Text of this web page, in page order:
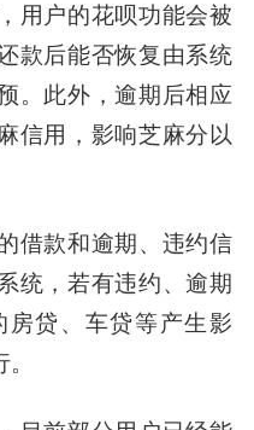
用户的花呗功能会被
款后能否恢复由系统
。此外，逾期后相应
信用，影响芝麻分以
借款和逾期、违约信
统，若有违约、逾期
贷、车贷等产生影